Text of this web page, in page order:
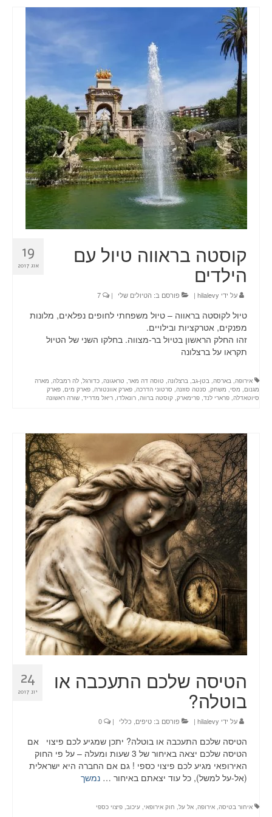
19
אוג 2017 קוסטה בראווה טיול עם
הילדים
על ידי hilalevy
| פורסם ב: הטיולים שלי |
טיול לקוסטה בראווה – טיול משפחתי לחופים נפלאים, מלונות
מפנקים, אטרקציות ובילויים.
זהו החלק הראשון בטיול בר-מצווה. בחלקו השני של הטיול
תקראו על ברצלונה
אירופה, בארסה, בטן-גב, ברצלונה, טוסה דה מאר, טראגונה, כדורגל, לה רמבלה, מארה
מגנום, מסי, משחק, סנטה סוזנה, סרטוני הדרכה, פארק אוונטורה, פארק מים, פארק
סיוטאדלה, פרארי לנד, פרימארק, קוסטה ברווה, רונאלדו, ריאל מדריד, שורה ראשונה
24
יונ 2017 הטיסה שלכם התעכבה או
בוטלה?
על ידי hilalevy
| פורסם ב: טיפים כללי |
הטיסה שלכם התעכבה או בוטלה? יתכן שמגיע לכם פיצוי אם
הטיסה שלכם יצאה באיחור של 3 שעות ומעלה – על פי החוק
האירופאי מגיע לכם פיצוי כספי ! גם אם החברה היא ישראלית
(אל-על למשל), כל עוד יצאתם באיחור … נמשך
איחור בטיסה, אירופה, אל על, חוק אירופאי, עיכוב, פיצוי כספי